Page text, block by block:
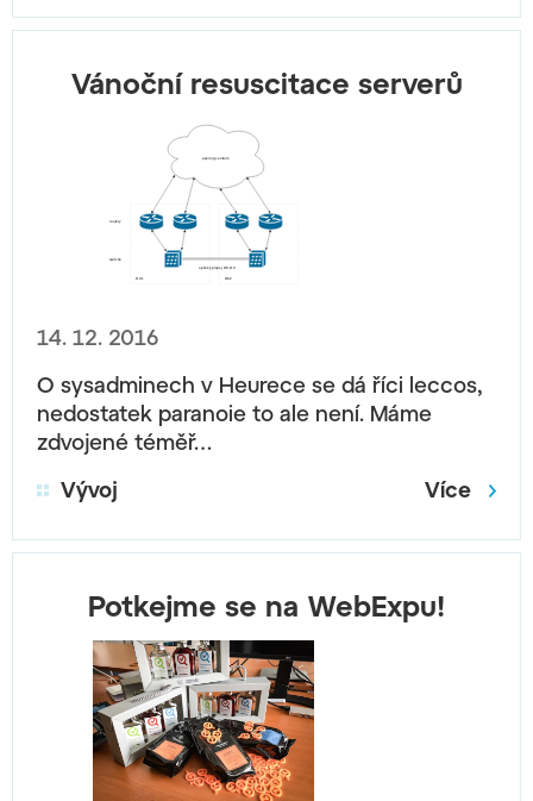
Vánoční resuscitace serverů
14. 12. 2016
O sysadminech v Heurece se dá říci leccos,
nedostatek paranoie to ale není. Máme
zdvojené téměř…
Vývoj
Více
Potkejme se na WebExpu!